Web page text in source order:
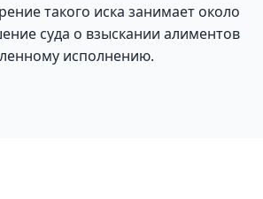
такого иска занимает около
суда о взыскании алиментов
исполнению.